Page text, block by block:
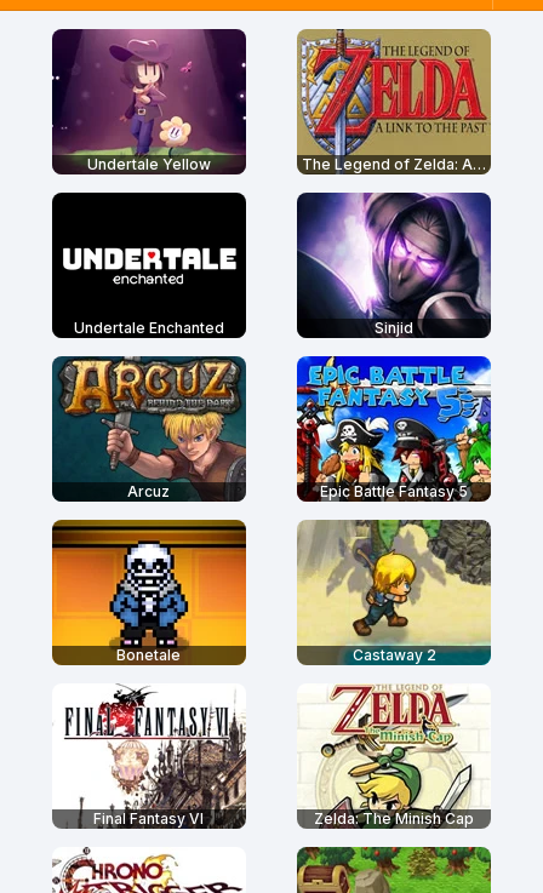
Undertale Yellow The Legend of Zelda: A Link to the Past
Undertale Enchanted Sinjid
Arcuz Epic Battle Fantasy 5
Bonetale Castaway 2
Final Fantasy VI Zelda: The Minish Cap